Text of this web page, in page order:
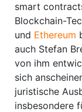
smart
Blockchain-
und Ethereum
auch Stefan
von ihm
sich
juristische
insbesondere